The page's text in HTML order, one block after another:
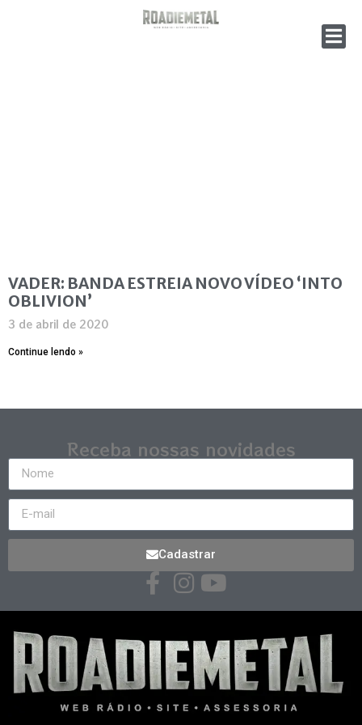
VADER: BANDA ESTREIA NOVO VÍDEO ‘INTO
OBLIVION’
3 de abril de 2020
Continue lendo »
Receba nossas novidades
Cadastrar